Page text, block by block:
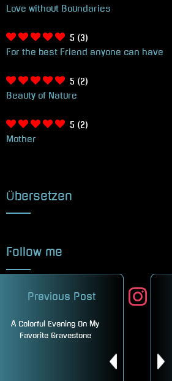
Love without Boundaries
5 (3)
For the best Friend anyone can have
5 (2)
Beauty of Nature
5 (2)
Mother
Übersetzen
Follow me
facebook twitter instagram
youtube
Previous Post
A Colorful Evening On My
Favorite Gravestone